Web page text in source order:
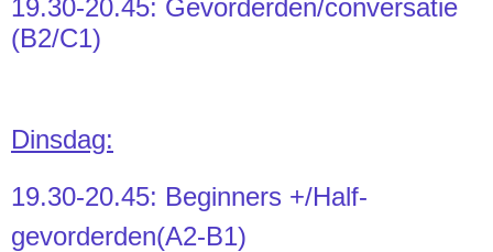
19.30-20.45: Gevorderden/conversatie
(B2/C1)
Dinsdag:
19.30-20.45: Beginners +/Half-
gevorderden(A2-B1)